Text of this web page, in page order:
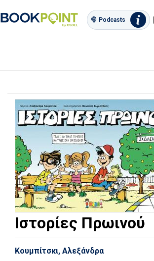
Podcasts
Ιστορίες Πρωινού
Κουμπίτσκι, Αλεξάνδρα